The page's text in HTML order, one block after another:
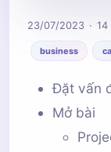
23/07/2023 14
business
Đặt vấn
Mở bài